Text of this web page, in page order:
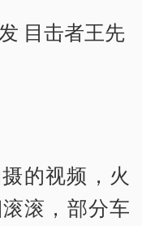
目击者王先
的视频，火
滚，部分车